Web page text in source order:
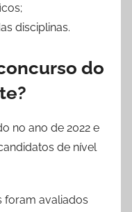
disciplinas.
do
no ano de 2022 e
de nível
foram avaliados